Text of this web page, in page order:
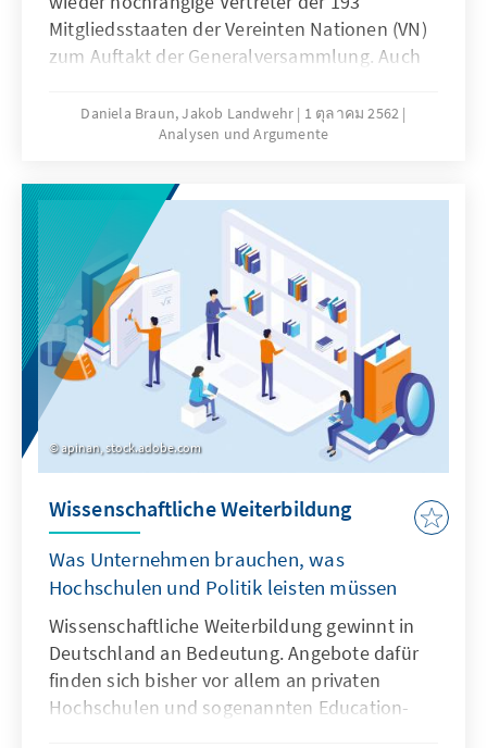
Mitgliedsstaaten der Vereinten Nationen (VN)
zum Auftakt der Generalversammlung. Auch
Weltgremium wieder lautstark
hervorgebracht: Zwar debattiere man in New
Antworten auf die Fragen, wie globale
Herausforderungen bewältigt und Konflikte
befriedet werden können, mangele es. Als
nicht-ständiges Mitglied im Sicherheitsrat
2019/2020 hat sich Deutschland
vorgenommen, multilaterale Lösungen
voranzutreiben und die Vereinten Nationen zu
stärken. Das liegt im unmittelbaren Interesse
Deutschlands als Mittelmacht und Europas in
einer immer stärker von Großmachtrivalitäten
dominierten Welt.
Daniela Braun, Jakob Landwehr
1 ตุลาคม 2562
Analysen und Argumente
apinan, stock.adobe.com
Wissenschaftliche Weiterbildung
Was Unternehmen brauchen, was
Hochschulen und Politik leisten müssen
Wissenschaftliche Weiterbildung gewinnt in
Deutschland an Bedeutung. Angebote dafür
finden sich bisher vor allem an privaten
Hochschulen und sogenannten Education-